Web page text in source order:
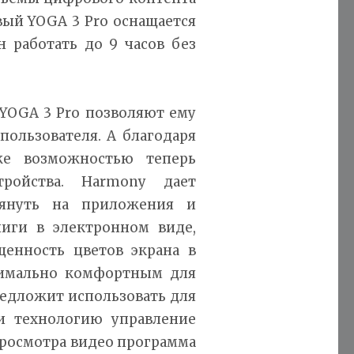
YOGA 3 Pro оснащается
до 9 часов без
3 Pro позволяют ему
А благодаря
возможностью теперь
Harmony дает
на приложения и
в электронном виде,
цветов экрана в
комфортным для
использовать для
технологию управление
видео программа